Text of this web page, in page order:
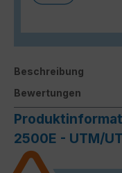
Beschreibung
Bewertungen
2500E - UTM/